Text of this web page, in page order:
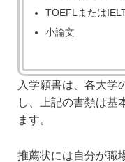
TOEFLまたは
小論文
入学願書は、各大学
し、上記の書類は基
ます。
推薦状には自分が職